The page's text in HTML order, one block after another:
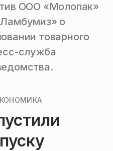
ООО «Молопак»
о
товарного
служба